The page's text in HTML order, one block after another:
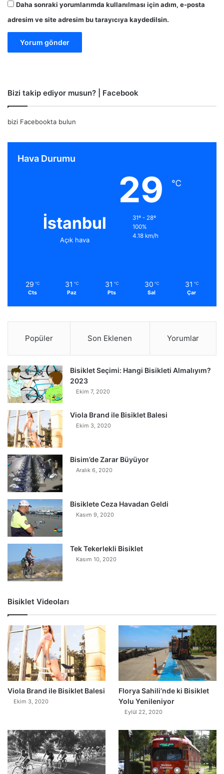
Daha sonraki yorumlarımda kullanılması için adım, e-posta
adresim ve site adresim bu tarayıcıya kaydedilsin.
Bizi takip ediyor musun? | Facebook
bizi Facebookta bulun
Hava Durumu
İstanbul
Açık hava
29 ℃
31º - 28º
100%
4.18 km/h
29 ℃
Cts
31 ℃
Paz
31 ℃
Pts
30 ℃
Sal
31 ℃
Çar
Popüler Son Eklenen Yorumlar
Bisiklet Seçimi: Hangi Bisikleti Almalıyım?
2023
Ekim 7, 2020
Viola Brand ile Bisiklet Balesi
Ekim 3, 2020
Bisim’de Zarar Büyüyor
Aralık 6, 2020
Bisiklete Ceza Havadan Geldi
Kasım 9, 2020
Tek Tekerlekli Bisiklet
Kasım 10, 2020
Bisiklet Videoları
Viola Brand ile Bisiklet Balesi
Ekim 3, 2020
0
Florya Sahili’nde ki Bisiklet
Yolu Yenileniyor
Eylül 22, 2020